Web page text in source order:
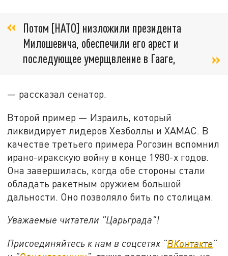
Потом [НАТО] низложили президента
Милошевича, обеспечили его арест и
последующее умерщвление в Гааге,
— рассказал сенатор.
Второй пример — Израиль, который
ликвидирует лидеров Хезболлы и ХАМАС. В
качестве третьего примера Рогозин вспомнил
ирано-иракскую войну в конце 1980-х годов.
Она завершилась, когда обе стороны стали
обладать ракетным оружием большой
дальности. Оно позволяло бить по столицам.
Уважаемые читатели "Царьграда"!
Присоединяйтесь к нам в соцсетях "ВКонтакте"